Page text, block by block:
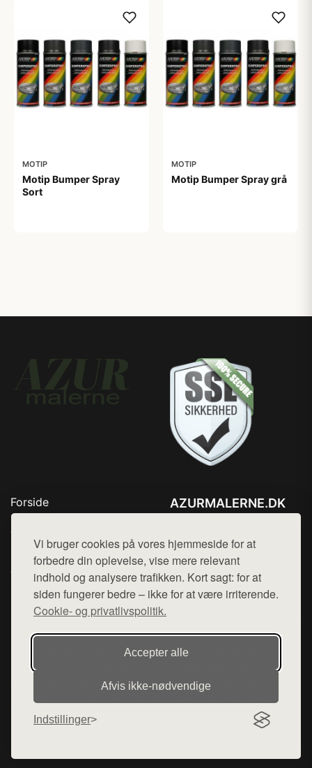
Vi bruger cookies på vores hjemmeside for at
forbedre din oplevelse, vise mere relevant
indhold og analysere trafikken. Kort sagt: for at
siden fungerer bedre – ikke for at være irriterende.
Cookie- og privatlivspolitik.
Accepter alle
Afvis ikke‑nødvendige
Indstillinger
MOTIP
Motip Bumper Spray
Sort
MOTIP
Motip Bumper Spray grå
Forside
Produkter
Top Rabatter
Jotun maling
Kontakt
AZURMALERNE.DK
Mail:hej@want.dk
Cookie- og privatlivspolitik
Denne side er en del af want.dk, der udgiver en række
hjemmesider med præsentation af forskellige produkter fra
diverse webshops. Der sælges ikke varer fra denne side - vi
varerne på lager.